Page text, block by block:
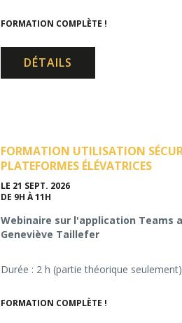
FORMATION COMPLÈTE !
DÉTAILS
FORMATION UTILISATION
PLATEFORMES ÉLÉVATRICES
LE 21 SEPT. 2026
DE 9H À 11H
Webinaire sur l'application Teams
Geneviève Taillefer
Durée : 2 h (partie théorique seulement)
FORMATION COMPLÈTE !